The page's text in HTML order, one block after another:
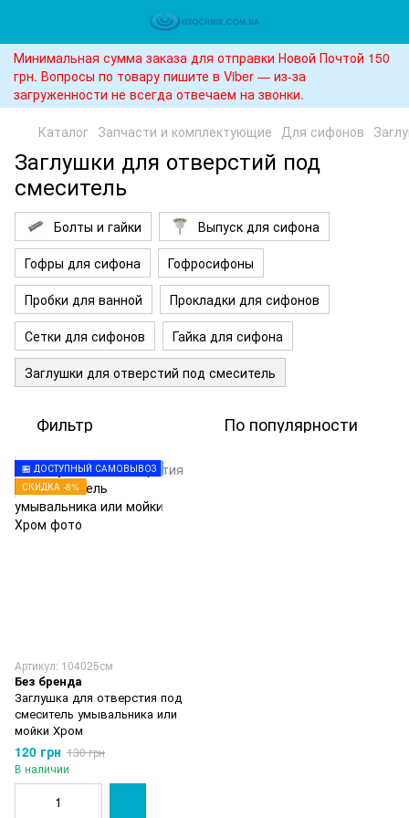
Минимальная сумма заказа для отправки Новой Почтой 150
грн. Вопросы по товару пишите в Viber — из-за
загруженности не всегда отвечаем на звонки.
Каталог Запчасти и комплектующие Для сифонов
Заглушки для отверстий под
смеситель
Болты и гайки
Выпуск для сифона
Гофры для сифона
Гофросифоны
Пробки для ванной
Прокладки для сифонов
Сетки для сифонов
Гайка для сифона
Заглушки для отверстий под смеситель
Фильтр По популярности
🏪 ДОСТУПНЫЙ САМОВЫВОЗ
СКИДКА -8%
Артикул: 104025см
Без бренда
Заглушка для отверстия под
смеситель умывальника или
мойки Хром
120 грн 130 грн
В наличии